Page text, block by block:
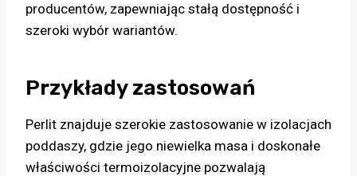
producentów, zapewniając stałą dostępność i
szeroki wybór wariantów.
Przykłady zastosowań
Perlit znajduje szerokie zastosowanie w izolacjach
poddaszy, gdzie jego niewielka masa i doskonałe
właściwości termoizolacyjne pozwalają